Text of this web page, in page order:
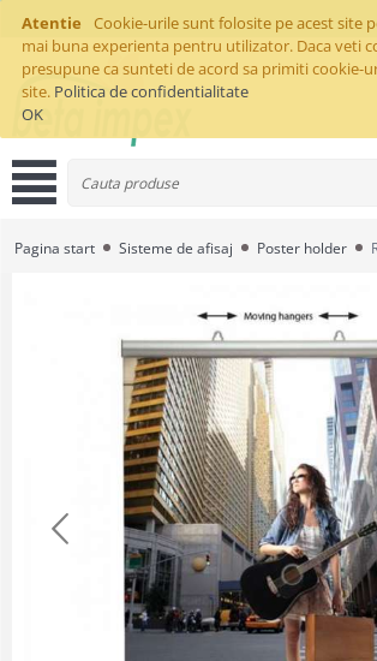
Atentie
Cookie-urile sunt folosite pe acest site
mai buna experienta pentru utilizator. Daca veti
presupune ca sunteti de acord sa primiti cookie-
site. Politica de confidentialitate
OK
Pagina start Sisteme de afisaj Poster holder